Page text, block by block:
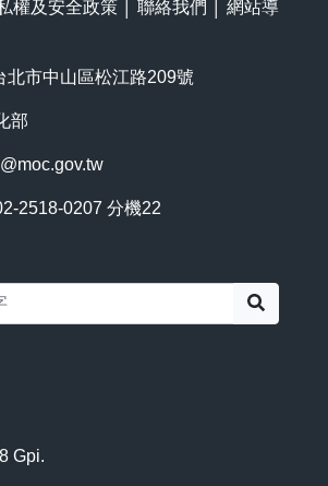
權及安全政策 聯絡我們
網站導
北市中山區松江路209號
部
2518-0207 分機22
Gpi.